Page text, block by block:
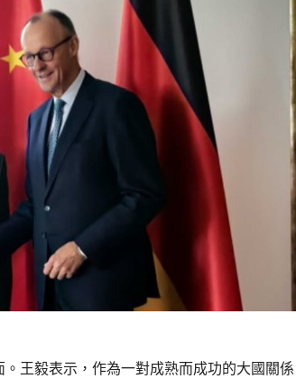
王毅表示，作為一對成熟而成功的大國關係